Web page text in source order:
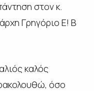
στον κ.
Γρηγόριο Ε! Β
καλός
όσο